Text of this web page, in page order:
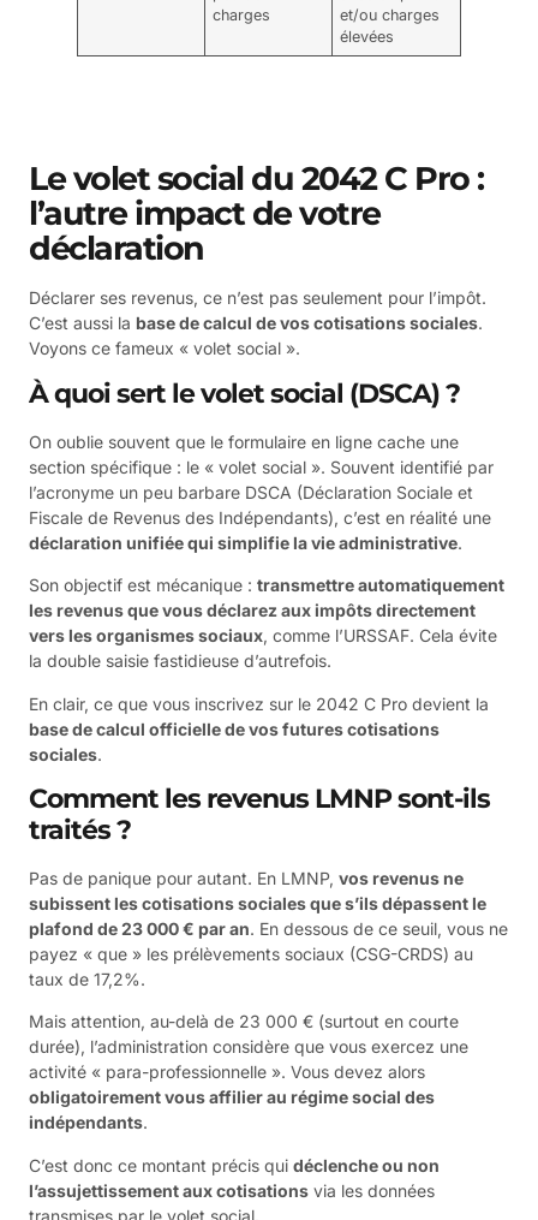
charges
et/ou charges
élevées
Le volet social du 2042 C Pro :
l’autre impact de votre
déclaration
Déclarer ses revenus, ce n’est pas seulement pour l’impôt.
C’est aussi la base de calcul de vos cotisations sociales.
Voyons ce fameux « volet social ».
À quoi sert le volet social (DSCA) ?
On oublie souvent que le formulaire en ligne cache une
section spécifique : le « volet social ». Souvent identifié par
l’acronyme un peu barbare DSCA (Déclaration Sociale et
Fiscale de Revenus des Indépendants), c’est en réalité une
déclaration unifiée qui simplifie la vie administrative.
Son objectif est mécanique : transmettre automatiquement
les revenus que vous déclarez aux impôts directement
vers les organismes sociaux, comme l’URSSAF. Cela évite
la double saisie fastidieuse d’autrefois.
En clair, ce que vous inscrivez sur le 2042 C Pro devient la
base de calcul officielle de vos futures cotisations
sociales.
Comment les revenus LMNP sont-ils
traités ?
Pas de panique pour autant. En LMNP, vos revenus ne
subissent les cotisations sociales que s’ils dépassent le
plafond de 23 000 € par an. En dessous de ce seuil, vous ne
payez « que » les prélèvements sociaux (CSG-CRDS) au
taux de 17,2%.
Mais attention, au-delà de 23 000 € (surtout en courte
durée), l’administration considère que vous exercez une
activité « para-professionnelle ». Vous devez alors
obligatoirement vous affilier au régime social des
indépendants.
C’est donc ce montant précis qui déclenche ou non
l’assujettissement aux cotisations via les données
transmises par le volet social.